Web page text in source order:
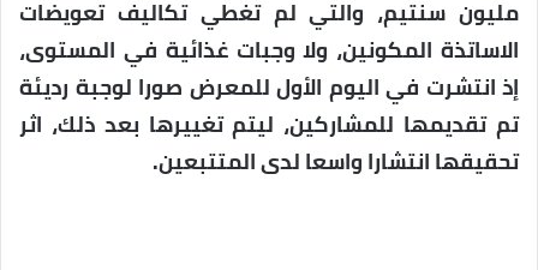
مليون سنتيم، والتي لم تغطي تكاليف تعويضات
الاساتذة المكونين، ولا وجبات غذائية في المستوى،
إذ انتشرت في اليوم الأول للمعرض صورا لوجبة رديئة
تم تقديمها للمشاركين، ليتم تغييرها بعد ذلك، اثر
تحقيقها انتشارا واسعا لدى المتتبعين.